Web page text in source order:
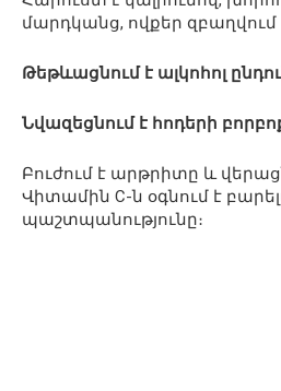
մարդկանց, ովքեր
Թեթևացնում է ալկոհոլ
Նվազեցնում է հոդերի
Բուժում է արթրիտը և
Վիտամին C-ն օգնում է
պաշտպանությունը։